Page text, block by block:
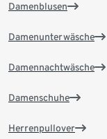
Damenblusen
Damenunterwäsche
Damennachtwäsche
Damenschuhe
Herrenpullover